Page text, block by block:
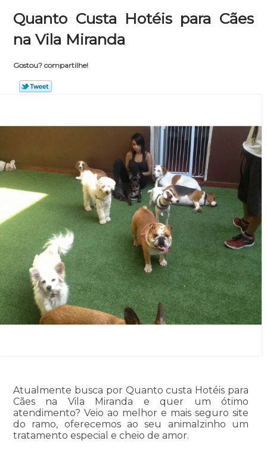
Quanto Custa Hotéis para Cães
na Vila Miranda
Gostou? compartilhe!
Atualmente busca por Quanto custa Hotéis para
Cães na Vila Miranda e quer um ótimo
atendimento? Veio ao melhor e mais seguro site
do ramo, oferecemos ao seu animalzinho um
tratamento especial e cheio de amor.